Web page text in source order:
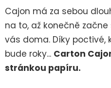
Cajon má za sebou
na to, až konečně
vás doma. Díky poctivé,
bude roky... Carton
stránkou papíru.